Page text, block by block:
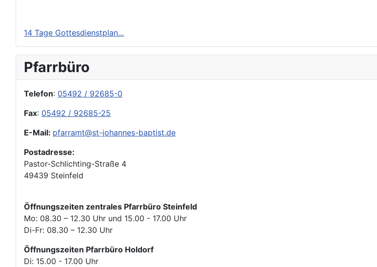
14 Tage Gottesdienstplan...
Pfarrbüro
Telefon: 05492 / 92685-0
Fax: 05492 / 92685-25
E-Mail: pfarramt@st-johannes-baptist.de
Postadresse:
Pastor-Schlichting-Straße 4
49439 Steinfeld
Öffnungszeiten zentrales Pfarrbüro Steinfeld
Mo: 08.30 – 12.30 Uhr und 15.00 - 17.00 Uhr
Di-Fr: 08.30 – 12.30 Uhr
Öffnungszeiten Pfarrbüro Holdorf
Di: 15.00 - 17.00 Uhr